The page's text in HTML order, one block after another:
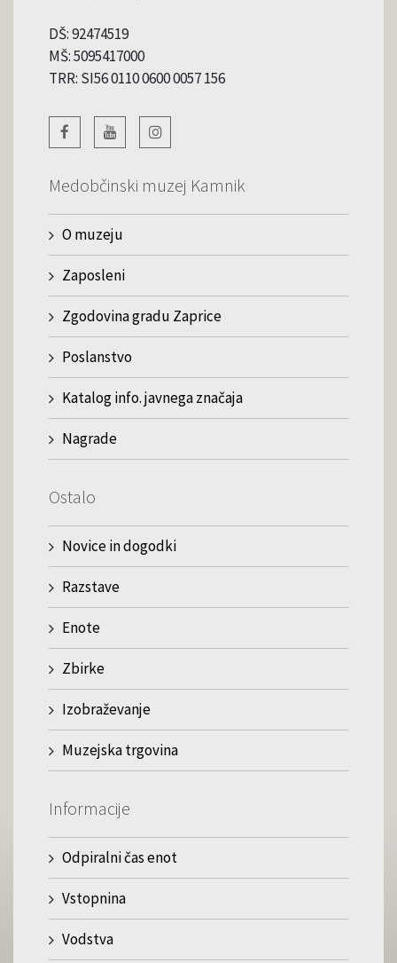
DŠ: 92474519
MŠ: 5095417000
TRR: SI56 0110 0600 0057 156
Medobčinski muzej Kamnik
O muzeju
Zaposleni
Zgodovina gradu Zaprice
Poslanstvo
Katalog info. javnega značaja
Nagrade
Ostalo
Novice in dogodki
Razstave
Enote
Zbirke
Izobraževanje
Muzejska trgovina
Informacije
Odpiralni čas enot
Vstopnina
Vodstva